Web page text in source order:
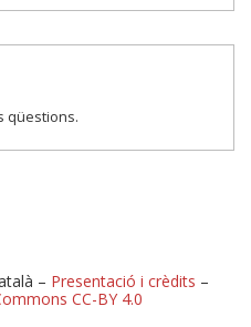
qüestions.
– Presentació i crèdits –
CC-BY 4.0